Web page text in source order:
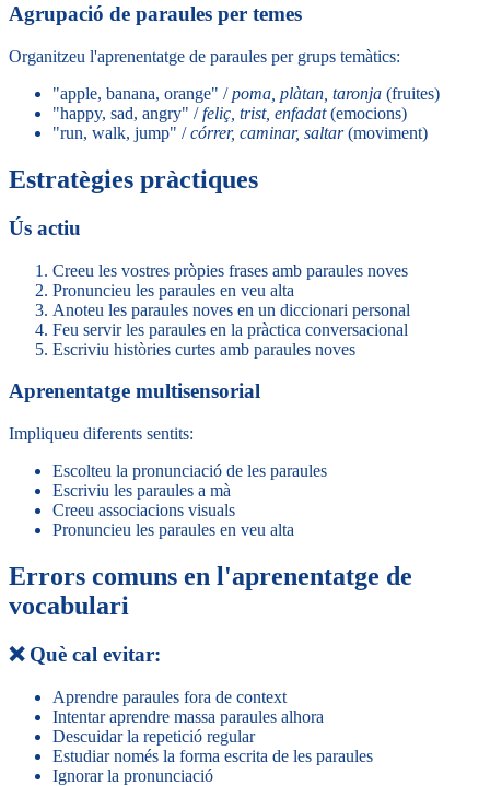
Agrupació de paraules per temes
Organitzeu l'aprenentatge de paraules per grups temàtics:
"apple, banana, orange" /poma, plàtan, taronja (fruites)
"happy, sad, angry" /feliç, trist, enfadat(emocions)
"run, walk, jump" /córrer, caminar, saltar(moviment)
Estratègies pràctiques
Ús actiu
Creeu les vostres pròpies frases amb paraules noves
Pronuncieu les paraules en veu alta
Anoteu les paraules noves en un diccionari personal
Feu servir les paraules en la pràctica conversacional
Escriviu històries curtes amb paraules noves
Aprenentatge multisensorial
Impliqueu diferents sentits:
Escolteu la pronunciació de les paraules
Escriviu les paraules a mà
Creeu associacions visuals
Pronuncieu les paraules en veu alta
Errors comuns en l'aprenentatge de
vocabulari
❌ Què cal evitar:
Aprendre paraules fora de context
Intentar aprendre massa paraules alhora
Descuidar la repetició regular
Estudiar només la forma escrita de les paraules
Ignorar la pronunciació